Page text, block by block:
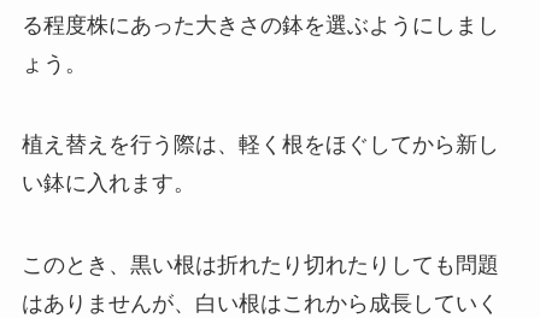
る程度株にあった大きさの鉢を選ぶようにしまし
ょう。
植え替えを行う際は、軽く根をほぐしてから新し
い鉢に入れます。
このとき、 黒い根は折れたり切れたりしても問題
はありませんが、白い根はこれから成長していく